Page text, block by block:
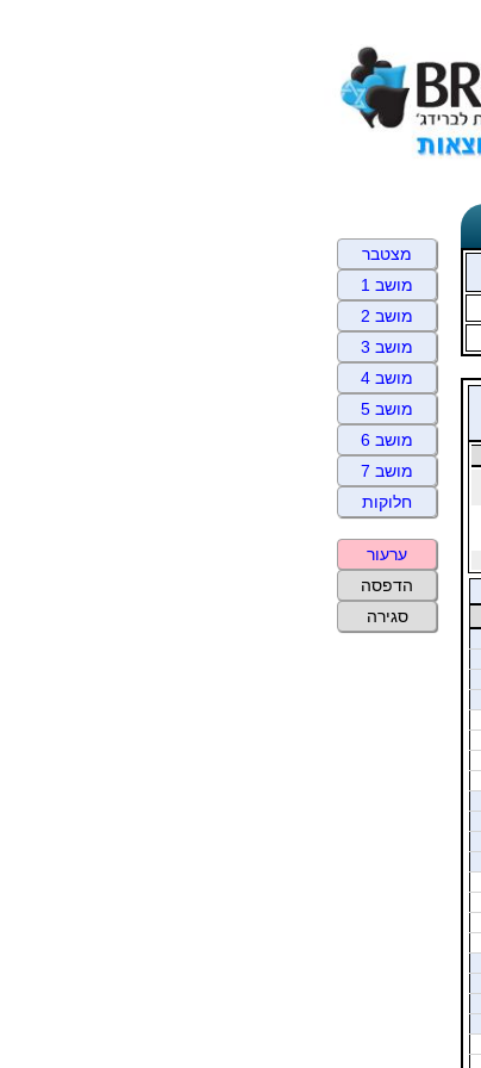
מצטבר
מושב 1
מושב 2
מושב 3
מושב 4
מושב 5
מושב 6
מושב 7
חלוקות
ערעור
הדפסה
סגירה